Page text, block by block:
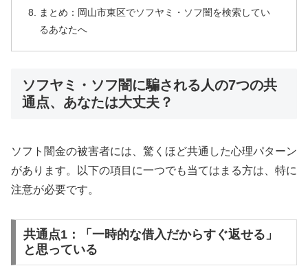
まとめ：岡山市東区でソフヤミ・ソフ闇を検索してい
るあなたへ
ソフヤミ・ソフ闇に騙される人の7つの共
通点、あなたは大丈夫？
ソフト闇金の被害者には、驚くほど共通した心理パターン
があります。以下の項目に一つでも当てはまる方は、特に
注意が必要です。
共通点1：「一時的な借入だからすぐ返せる」
と思っている